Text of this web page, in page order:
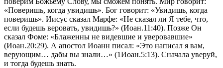
«Поверишь, когда увидишь». Бог говорит: «Увидишь, когда
поверишь». Иисус сказал Марфе: «Не сказал ли Я тебе, что,
если будешь веровать, увидишь?» (Иоан.11:40). Позже Он
сказал Фоме: «Блаженны не видевшие и уверовавшие»
(Иоан.20:29). А апостол Иоанн писал: «Это написал я вам,
верующим… дабы вы знали…» (1Иоан.5:13). Сначала уверуй,
и тогда будешь знать.